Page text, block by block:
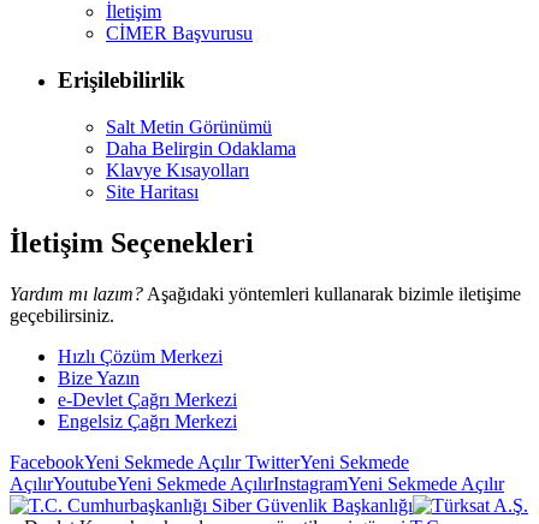
İletişim
CİMER Başvurusu
Erişilebilirlik
Salt Metin Görünümü
Daha Belirgin Odaklama
Klavye Kısayolları
Site Haritası
İletişim Seçenekleri
Yardım mı lazım? Aşağıdaki yöntemleri kullanarak bizimle iletişime
geçebilirsiniz.
Hızlı Çözüm Merkezi
Bize Yazın
e-Devlet Çağrı Merkezi
Engelsiz Çağrı Merkezi
FacebookYeni Sekmede AçılırTwitterYeni Sekmede
AçılırYoutubeYeni Sekmede AçılırInstagramYeni Sekmede Açılır